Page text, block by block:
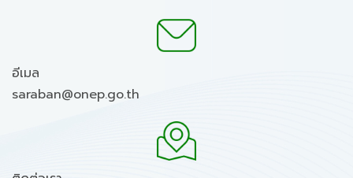
อีเมล
saraban@onep.go.th